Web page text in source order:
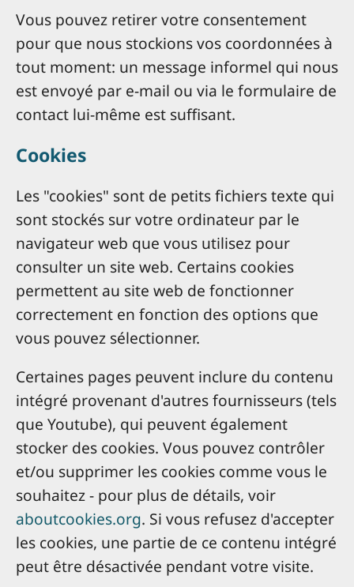
Vous pouvez retirer votre consentement
pour que nous stockions vos coordonnées à
tout moment: un message informel qui nous
est envoyé par e-mail ou via le formulaire de
contact lui-même est suffisant.
Cookies
Les "cookies" sont de petits fichiers texte qui
sont stockés sur votre ordinateur par le
navigateur web que vous utilisez pour
consulter un site web. Certains cookies
permettent au site web de fonctionner
correctement en fonction des options que
vous pouvez sélectionner.
Certaines pages peuvent inclure du contenu
intégré provenant d'autres fournisseurs (tels
que Youtube), qui peuvent également
stocker des cookies. Vous pouvez contrôler
et/ou supprimer les cookies comme vous le
souhaitez - pour plus de détails, voir
aboutcookies.org. Si vous refusez d'accepter
les cookies, une partie de ce contenu intégré
peut être désactivée pendant votre visite.